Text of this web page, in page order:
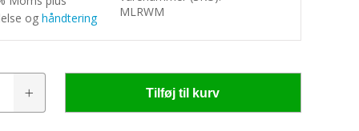
og håndtering
MLRWM
Tilføj til kurv